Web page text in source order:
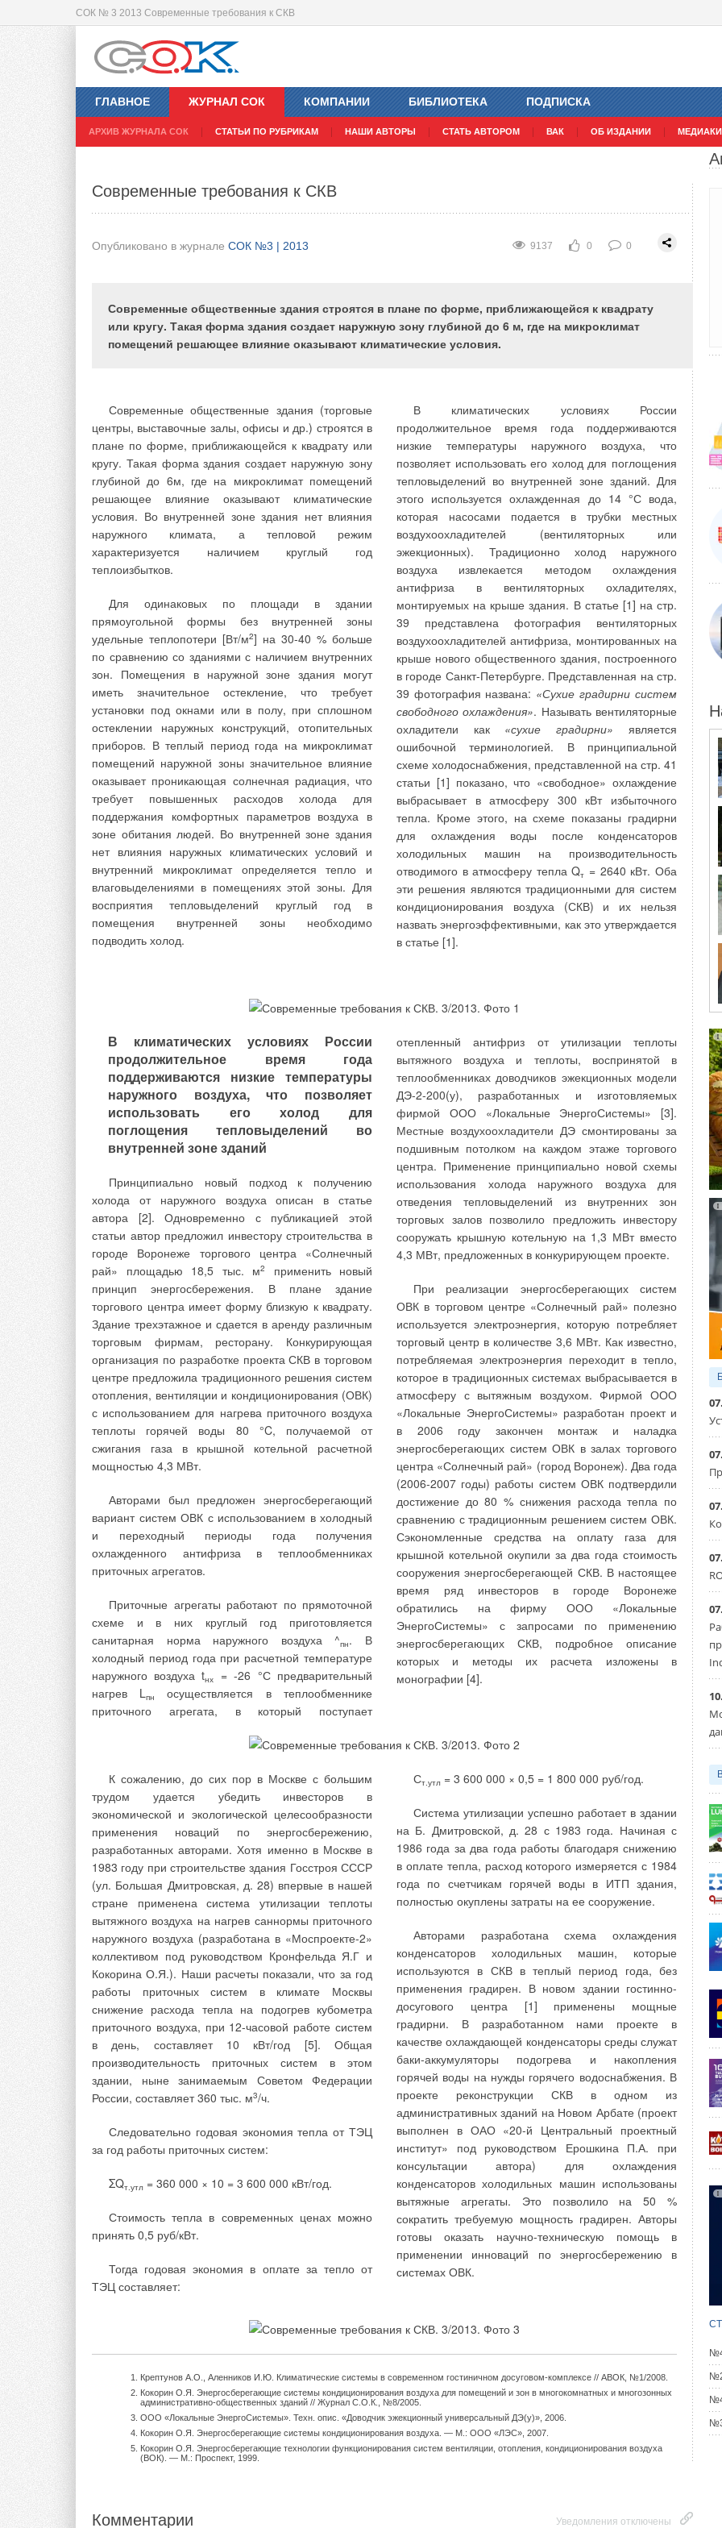
СОК № 3 2013 Современные требования к СКВ
ГЛАВНОЕ ЖУРНАЛ СОК
АРХИВ ЖУРНАЛА СОК СТАТЬИ ПО РУБРИКАМ НАШИ АВТОРЫ СТАТЬ АВТОРОМ ВАК ОБ ИЗДАНИИ
КОМПАНИИ БИБЛИОТЕКА ПОДПИСКА
Современные требования к СКВ
9137 0 0
Опубликовано в журнале СОК №3 | 2013
Современные общественные здания строятся в плане по форме, приближающейся к квадрату
или кругу. Такая форма здания создает наружную зону глубиной до 6 м, где на микроклимат
помещений решающее влияние оказывают климатические условия.
Современные общественные здания (торговые
центры, выставочные залы, офисы и др.) строятся в
плане по форме, приближающейся к квадрату или
кругу. Такая форма здания создает наружную зону
глубиной до 6м, где на микроклимат помещений
решающее влияние оказывают климатические
условия. Во внутренней зоне здания нет влияния
наружного климата, а тепловой режим
характеризуется наличием круглый год
теплоизбытков.
Для одинаковых по площади в здании
прямоугольной формы без внутренней зоны
удельные теплопотери [Вт/м2] на 30-40 % больше
по сравнению со зданиями с наличием внутренних
зон. Помещения в наружной зоне здания могут
иметь значительное остекление, что требует
установки под окнами или в полу, при сплошном
остеклении наружных конструкций, отопительных
приборов. В теплый период года на микроклимат
помещений наружной зоны значительное влияние
оказывает проникающая солнечная радиация, что
требует повышенных расходов холода для
поддержания комфортных параметров воздуха в
зоне обитания людей. Во внутренней зоне здания
нет влияния наружных климатических условий и
внутренний микроклимат определяется тепло и
влаговыделениями в помещениях этой зоны. Для
восприятия тепловыделений круглый год в
помещения внутренней зоны необходимо
подводить холод.
В климатических условиях России
продолжительное время года поддерживаются
низкие температуры наружного воздуха, что
позволяет использовать его холод для поглощения
тепловыделений во внутренней зоне зданий. Для
этого используется охлажденная до 14 °С вода,
которая насосами подается в трубки местных
воздухоохладителей (вентиляторных или
эжекционных). Традиционно холод наружного
воздуха извлекается методом охлаждения
антифриза в вентиляторных охладителях,
монтируемых на крыше здания. В статье [1] на стр.
39 представлена фотография вентиляторных
воздухоохладителей антифриза, монтированных на
крыше нового общественного здания, построенного
в городе Санкт-Петербурге. Представленная на стр.
39 фотография названа: «Сухие градирни систем
свободного охлаждения». Называть вентиляторные
охладители как «сухие градирни» является
ошибочной терминологией. В принципиальной
схеме холодоснабжения, представленной на стр. 41
статьи [1] показано, что «свободное» охлаждение
выбрасывает в атмосферу 300 кВт избыточного
тепла. Кроме этого, на схеме показаны градирни
для охлаждения воды после конденсаторов
холодильных машин на производительность
отводимого в атмосферу тепла Qт = 2640 кВт. Оба
эти решения являются традиционными для систем
кондиционирования воздуха (СКВ) и их нельзя
назвать энергоэффективными, как это утверждается
в статье [1].
В климатических условиях России
продолжительное время года
поддерживаются низкие температуры
наружного воздуха, что позволяет
использовать его холод для
поглощения тепловыделений во
внутренней зоне зданий
Принципиально новый подход к получению
холода от наружного воздуха описан в статье
автора [2]. Одновременно с публикацией этой
статьи автор предложил инвестору строительства в
городе Воронеже торгового центра «Солнечный
рай» площадью 18,5 тыс. м2
применить новый
принцип энергосбережения. В плане здание
торгового центра имеет форму близкую к квадрату.
Здание трехэтажное и сдается в аренду различным
торговым фирмам, ресторану. Конкурирующая
организация по разработке проекта СКВ в торговом
центре предложила традиционного решения систем
отопления, вентиляции и кондиционирования (ОВК)
с использованием для нагрева приточного воздуха
теплоты горячей воды 80 °C, получаемой от
сжигания газа в крышной котельной расчетной
мощностью 4,3 МВт.
Авторами был предложен энергосберегающий
вариант систем ОВК с использованием в холодный
и переходный периоды года получения
охлажденного антифриза в теплообменниках
приточных агрегатов.
Приточные агрегаты работают по прямоточной
схеме и в них круглый год приготовляется
санитарная норма наружного воздуха ^пн. В
холодный период года при расчетной температуре
наружного воздуха tнх
= -26 °С предварительный
нагрев Lпн
осуществляется в теплообменнике
приточного агрегата, в который поступает
отепленный антифриз от утилизации теплоты
вытяжного воздуха и теплоты, воспринятой в
теплообменниках доводчиков эжекционных модели
ДЭ-2-200(у), разработанных и изготовляемых
фирмой ООО «Локальные ЭнергоСистемы» [3].
Местные воздухоохладители ДЭ смонтированы за
подшивным потолком на каждом этаже торгового
центра. Применение принципиально новой схемы
использования холода наружного воздуха для
отведения тепловыделений из внутренних зон
торговых залов позволило предложить инвестору
сооружать крышную котельную на 1,3 МВт вместо
4,3 МВт, предложенных в конкурирующем проекте.
При реализации энергосберегающих систем
ОВК в торговом центре «Солнечный рай» полезно
используется электроэнергия, которую потребляет
торговый центр в количестве 3,6 МВт. Как известно,
потребляемая электроэнергия переходит в тепло,
которое в традиционных системах выбрасывается в
атмосферу с вытяжным воздухом. Фирмой ООО
«Локальные ЭнергоСистемы» разработан проект и
в 2006 году закончен монтаж и наладка
энергосберегающих систем ОВК в залах торгового
центра «Солнечный рай» (город Воронеж). Два года
(2006-2007 годы) работы систем ОВК подтвердили
достижение до 80 % снижения расхода тепла по
сравнению с традиционным решением систем ОВК.
Сэкономленные средства на оплату газа для
крышной котельной окупили за два года стоимость
сооружения энергосберегающей СКВ. В настоящее
время ряд инвесторов в городе Воронеже
обратились на фирму ООО «Локальные
ЭнергоСистемы» с запросами по применению
энергосберегающих СКВ, подробное описание
которых и методы их расчета изложены в
монографии [4].
К сожалению, до сих пор в Москве с большим
трудом удается убедить инвесторов в
экономической и экологической целесообразности
применения новаций по энергосбережению,
разработанных авторами. Хотя именно в Москве в
1983 году при строительстве здания Госстроя СССР
(ул. Большая Дмитровская, д. 28) впервые в нашей
стране применена система утилизации теплоты
вытяжного воздуха на нагрев саннормы приточного
наружного воздуха (разработана в «Моспроекте-2»
коллективом под руководством Кронфельда Я.Г и
Кокорина О.Я.). Наши расчеты показали, что за год
работы приточных систем в климате Москвы
снижение расхода тепла на подогрев кубометра
приточного воздуха, при 12-часовой работе систем
в день, составляет 10 кВт/год [5]. Общая
производительность приточных систем в этом
здании, ныне занимаемым Советом Федерации
России, составляет 360 тыс. м3/ч.
Следовательно годовая экономия тепла от ТЭЦ
за год работы приточных систем:
ΣQт.утл = 360 000 × 10 = 3 600 000 кВт/год.
Стоимость тепла в современных ценах можно
принять 0,5 руб/кВт.
Тогда годовая экономия в оплате за тепло от
ТЭЦ составляет:
Ст.утл = 3 600 000 × 0,5 = 1 800 000 руб/год.
Система утилизации успешно работает в здании
на Б. Дмитровской, д. 28 с 1983 года. Начиная с
1986 года за два года работы благодаря снижению
в оплате тепла, расход которого измеряется с 1984
года по счетчикам горячей воды в ИТП здания,
полностью окуплены затраты на ее сооружение.
Авторами разработана схема охлаждения
конденсаторов холодильных машин, которые
используются в СКВ в теплый период года, без
применения градирен. В новом здании гостинно-
досугового центра [1] применены мощные
градирни. В разработанном нами проекте в
качестве охлаждающей конденсаторы среды служат
баки-аккумуляторы подогрева и накопления
горячей воды на нужды горячего водоснабжения. В
проекте реконструкции СКВ в одном из
административных зданий на Новом Арбате (проект
выполнен в ОАО «20-й Центральный проектный
институт» под руководством Ерошкина П.А. при
консультации автора) для охлаждения
конденсаторов холодильных машин использованы
вытяжные агрегаты. Это позволило на 50 %
сократить требуемую мощность градирен. Авторы
готовы оказать научно-техническую помощь в
применении инноваций по энергосбережению в
системах ОВК.
Крептунов А.О., Аленников И.Ю. Климатические системы в современном гостиничном досуговом-комплексе // АВОК, №1/2008.
Кокорин О.Я. Энергосберегающие системы кондиционирования воздуха для помещений и зон в многокомнатных и многозонных
административно-общественных зданий // Журнал С.О.К., №8/2005.
ООО «Локальные ЭнергоСистемы». Техн. опис. «Доводчик эжекционный универсальный ДЭ(у)», 2006.
Кокорин О.Я. Энергосберегающие системы кондиционирования воздуха. — М.: ООО «ЛЭС», 2007.
Кокорин О.Я. Энергосберегающие технологии функционирования систем вентиляции, отопления, кондиционирования воздуха
(ВОК). — М.: Проспект, 1999.
Уведомления отключены
Комментарии
Возобновляемые источники энергии во Владимирской области
11240 0 0
Опубликовано в журнале СОК №3 | 2013
Здесь наиболее целесообразным является применение в качестве альтернативных источников -
солнечной, гидро- и биоэнергии, а также проведение анализа по использованию
низкопотенциальной теплоты.
обществом и государством, заключается в том,
чтобы определить пути более эффективного
использования природных энергетических ресурсов
социально-ориентированного внутреннего валового
продукта (ВВП) и качества жизни населения при
снижении удельных энергетических и, как
следствие, материальных затрат общества на свое
развитие. Владимирская область не имеет
собственных источников традиционных
энергоресурсов. В настоящее время во
Владимирской области газ в топливно-
энергетическом балансе занимает более 90 %.
прогресса энергопотребление может быть покрыто
лишь за счет использования органического топлива
(уголь, нефть, газ), гидроэнергии и атомной
энергии. Однако, по результатам многочисленных
только частично. Остальная часть
энергопотребности может быть удовлетворена за
счет других источников энергии — нетрадиционных
В ближайшие десятилетия возобнов ляемые
источники энергии составят до стойную
конкуренцию потребляемым традиционным
ресурсам и будут вно сить существенный вклад в
мировой энергетический баланс, обеспечивая тем
самым замещение истощающихся запа сов
органического топлива и экологиче ское
оздоровление окружающей среды На сегодняшний
день во Владимирской области нетрадиционные
возобновляе мые источники энергии используются в
меньшей степени, чем в Московской области. В
настоящее время нетрадиционные возобновляемы
источники энергии занимают малую часть в топ
ливно-энергетическом балансе области
В настоящее время во Владимирской
области газ в топливно-энергетическом
балансе занимает более 90 %
Внедрение технологий позволяющих ис
пользовать возобновляемые источники энергии в
значительной мере позволит сократить объемы
потребления традиционных источников энергии.
Каково же положение с традиционными возоб
новляемыми источниками на террито рии
Владимирской области?
Солнечная энергетика.
Солнечная энергия
рассматривается сегодня как наиболее
использование которой для теплоснабжения
сооружений было бы неверно ограничивать
районами только с теплым климатом и
достаточными с общепринятых позиций числом
безоблачных дней солнечного сияния, а также
величиной солнечной радиации.
Согласно метеоданным по Владимирской
области среднегодовая инсоляция на
горизонтальную поверхность составляет 2,9
кВт/(м 2 ⋅сут.). С мая по сентябрь среднесуточная
инсоляция на горизонтальную поверхность
составляет 4,6 кВт/(м2⋅сут.) [3]. Исходя из этого
можно сделать вывод, что при установке солнечных
коллекторов общей площадью 10 м, в летнее время
можно обеспечить горячей водой восемь человек
[5]. В зимний период года для поддержания
бесперебойного горячего водоснабжения и
отопления недостаточно. При совмещении
гелиосистем с традиционными источниками
теплоснабжения (отопительные котлы работающих
материалов в конструкции дома. Применение этих
отопление и горячее водоснабжение в зимний
период года.
Ветроэнергетика.Возможность использования
энергии ветра давно привлекает внимание
человека. Ветровая энергия по своей сути является
энергией Солнца, преобразованной в кинетическую
энергию движущихся воздушных масс. Она широко
использовалась еще в древности в Египте и на
Ближнем
Востоке для привода мельниц и водоподъемных
устройств. В США на рубеже Х1Х-ХХ веков для
перекачки воды, привода различных механизмов и
выработки электроэнергии использовалось около 6
млн ветровых установок [4]. В Европе ветряная
мельница появилась еще во времена крестовых
походов (начало XII века). В России количество
ветряных мельниц к началу XX века стало весьма
значительным, и их использование приобрело
государственное значение [4]. Развитие
ветроэнергетики в мире набирает обороты, что в
значительной мере определяется заботой
большинства стран о своем экологическом
благополучии. Возобновляемые источники энергии
(такие, как ветроэнергетические установки)
обладают положительными качествами —
неисчерпаемостью и экологической чистотой. Эти
два качества и послужили причиной бурного
развития ветроэнергетики за последнее время.
Солнечная энергия рассматривается
сегодня как наиболее технологически
доступный и экономически
целесообразный вид возобновляемой
энергии
Климат Владимирской области определяется ее
географическим положением, от которого зависит
поступление солнечного тепла, и движение
воздушных масс разного происхождения, как
арктических (с соседних территорий Западной
Европы, Средней и Северной Азии и акваторий
Атлантического и Северного Ледовитого океанов)
[2].
Для Владимирской области средняя годовая
скорость ветра составляет 3,5 м/с [6]. Такая
скорость характерна для ровных, относительно
открытых мест лесной зоны. В среднем за год по
всей территории несколько чаще других
наблюдается ветер юго-западного и западного
направлений. Основным фактором, определяющим
режим ветра в холодный период года, является
западно-восточный перенос, обусловленный общей
циркуляцией атмосферы. Зимой направление ветра
определяется югозападной периферией сибирского
антициклона. В теплую половину года наблюдаются
ветры разного направления с преобладанием
северных и северо-западных ветров. Применение
ветровой энергии на сегодняшний день
нецелесообразно для Владимирской области из-за
малой средней скорости ветра (3,5 м/с) на
территории области [6].
Энергия воды.
В соответствии с общепринятой
международной классификацией к микро-ГЭС
относят гидроэнергетические агрегаты мощностью
до 100 кВт, а к малым — от 100 кВт до 10 МВт. В
последние годы достигнут значительный
технический прогресс в разработке малых
гидроагрегатов, в том числе в России, что открывает
новые возможности для возрождения малой
гидроэнергетики. Разработанное оборудование
удовлетворяет повышенным техническим
требованием, в том числе: обеспечивает
возможность работы установок, как в автономном
режиме, так и на местную электросеть, полностью
автоматизировано и не требует постоянного
присутствия обслуживающего персонала, обладает
повышенным ресурсом работы (до 40 лет, при
межремонтных периодах до 5 лет) [1].
Основные реки области — Клязьма и Ока.По
территории области протекают сотни больших и
малых рек, общей протяженностью более 8,6 тыс.
км (их количество вместе с ручьями доходит до
560). Клязьма впадает в Оку на юго-восточной
окраине по границе с Нижегородской областью.
Крупнейшие притоки Клязьмы: Шерна (с притоком
Молокча), Киржач (с притоками Большой и Малый
Киржач), Пекша, Колокша, Нерль, Судогда, Уводь,
Лух, Суворощь, притоки Оки: Гусь, Унжа и Ушна,
близ Александрова берет начало приток Волги река
Дубна. Река Ока в пределах области судоходна на
равнинный характер течения, широкие долины и
извилистые русла. Водный режим рек
характеризуется высоким весенним половодьем,
низкой летне-осенней меженью с отдельными
паводками в период сильных дождей [2].
При соответствующем анализе водных
источников, в частности малых рек (шириной от 1,5
до 3 м), мини и микро гидроэлектростанции
возможно использовать на территории
Владимирской области для энергоснабжения
отдельных микрорайонов области.
Экономическая целесообразность
применения ТНУ определяется
отношением стоимости электроэнергии
к стоимости топлива
Рациональное использование биомассы.
топлив может быть достигнута в ближайшее время и
на перспективу за счет утилизации отходов лесной,
сельскохозяйственного производства
(животноводства и птицеводства), осадков сточных
вод, органических отходов ряда отраслей
промышленности, в том числе пищевой,
мясомолочной, а также твердых отходов
растительные отходы, лигнин, твердые бытовые
отходы) и разработки газогенераторов различных
типов ведутся в Лесотехнической Академии,
Академии коммунального хозяйства. Целевой
программой «Экологически чистая энергетика» как
газогенераторов [7].
конвертироваться в технически удобные виды
топлива или использоваться для получения энергии
путем термохимической (сжигание, пиролиз,
газификация) и (или) биологической конверсии. При
этом используются древесные и другие